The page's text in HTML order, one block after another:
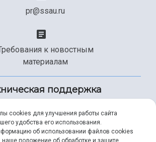
pr@ssau.ru
к новостным
материалам
поддержка
+7 (846) 267-49-99
cookies для улучшения работы сайта
удобства его использования.
об использовании файлов cookies
, наше положение об обработке и защите